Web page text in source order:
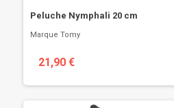
Peluche Nymphali 20 cm
Marque Tomy
21,90 €